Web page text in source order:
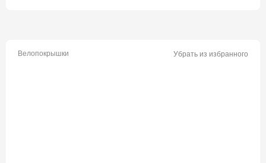
Велопокрышки Убрать из избранного